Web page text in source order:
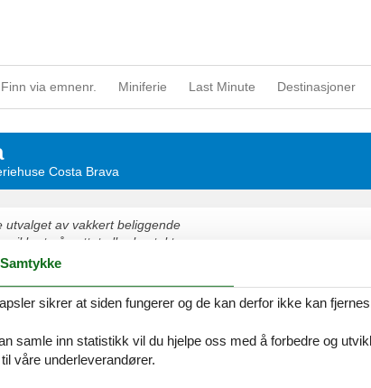
Finn via emnenr. Miniferie Last Minute Destinasjoner
Costa Brava
utvalget av vakkert beliggende
på nettet eller kontakt oss,
hverandre i et vakkert feriehus Costa Brava
Samtykke
sikrer at siden fungerer og de kan derfor ikke kan fjernes.
samle inn statistikk vil du hjelpe oss med å forbedre og
våre underleverandører.